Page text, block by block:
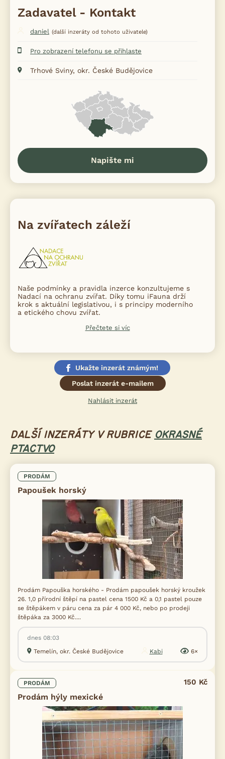
Zadavatel - Kontakt
daniel (další inzeráty od tohoto uživatele)
Pro zobrazení telefonu se přihlaste
Trhové Sviny, okr. České Budějovice
Napište mi
Na zvířatech záleží
Naše podmínky a pravidla inzerce konzultujeme s
Nadací na ochranu zvířat. Díky tomu iFauna drží
krok s aktuální legislativou, i s principy moderního
a etického chovu zvířat.
Přečtete si víc
Ukažte inzerát známým!
Poslat inzerát e-mailem
Nahlásit inzerát
DALŠÍ INZERÁTY V RUBRICE OKRASNÉ
PTACTVO
PRODÁM
Papoušek horský
Prodám Papouška horského - Prodám papoušek horský kroužek
26. 1,0 přírodní štěpí na pastel cena 1500 Kč a 0,1 pastel pouze
se štěpákem v páru cena za pár 4 000 Kč, nebo po prodeji
štěpáka za 3000 Kč....
dnes 08:03
Temelín, okr. České Budějovice
Kabi 6×
PRODÁM
Prodám hýly mexické
150 Kč